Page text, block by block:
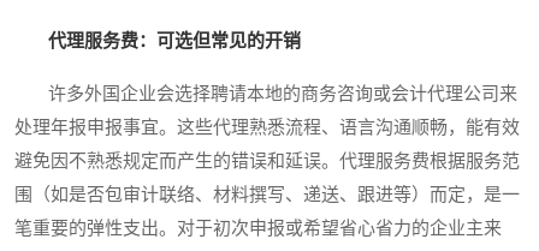
代理服务费：可选但常见的开销
许多外国企业会选择聘请本地的商务咨询或会计代理公司来
处理年报申报事宜。这些代理熟悉流程、语言沟通顺畅，能有效
避免因不熟悉规定而产生的错误和延误。代理服务费根据服务范
围（如是否包审计联络、材料撰写、递送、跟进等）而定，是一
笔重要的弹性支出。对于初次申报或希望省心省力的企业主来